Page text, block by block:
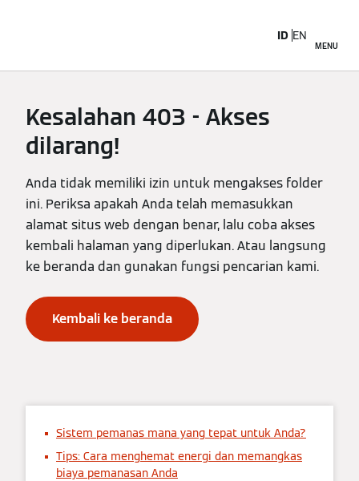
MENU
ID EN
Kesalahan 403 - Akses
dilarang!
Anda tidak memiliki izin untuk mengakses folder
ini. Periksa apakah Anda telah memasukkan
alamat situs web dengan benar, lalu coba akses
kembali halaman yang diperlukan. Atau langsung
ke beranda dan gunakan fungsi pencarian kami.
Kembali ke beranda
Sistem pemanas mana yang tepat untuk Anda?
Tips: Cara menghemat energi dan memangkas
biaya pemanasan Anda